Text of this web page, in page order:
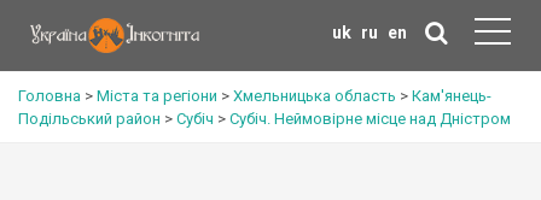
uk ru en
Головна > Міста та регіони > Хмельницька область > Кам'янець-
Подільський район > Субіч > Субіч. Неймовірне місце над Дністром